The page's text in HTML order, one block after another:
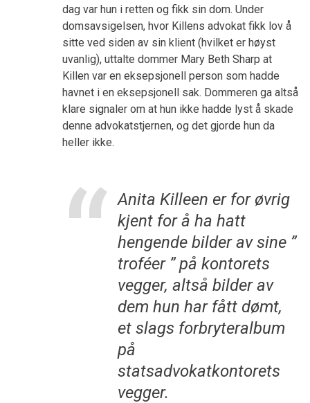
dag var hun i retten og fikk sin dom. Under
domsavsigelsen, hvor Killens advokat fikk lov å
sitte ved siden av sin klient (hvilket er høyst
uvanlig), uttalte dommer Mary Beth Sharp at
Killen var en eksepsjonell person som hadde
havnet i en eksepsjonell sak. Dommeren ga altså
klare signaler om at hun ikke hadde lyst å skade
denne advokatstjernen, og det gjorde hun da
heller ikke.
Anita Killeen er for øvrig
kjent for å ha hatt
hengende bilder av sine ”
troféer ” på kontorets
vegger, altså bilder av
dem hun har fått dømt,
et slags forbryteralbum
på
statsadvokatkontorets
vegger.